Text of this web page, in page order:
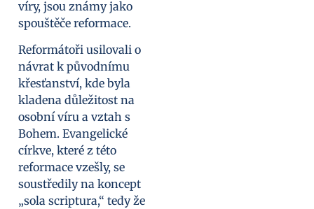
víry, jsou známy jako
spouštěče reformace.
Reformátoři usilovali o
návrat k původnímu
křesťanství, kde byla
kladena důležitost na
osobní víru a vztah s
Bohem. Evangelické
církve, které z této
reformace vzešly, se
soustředily na koncept
„sola scriptura,“ tedy že